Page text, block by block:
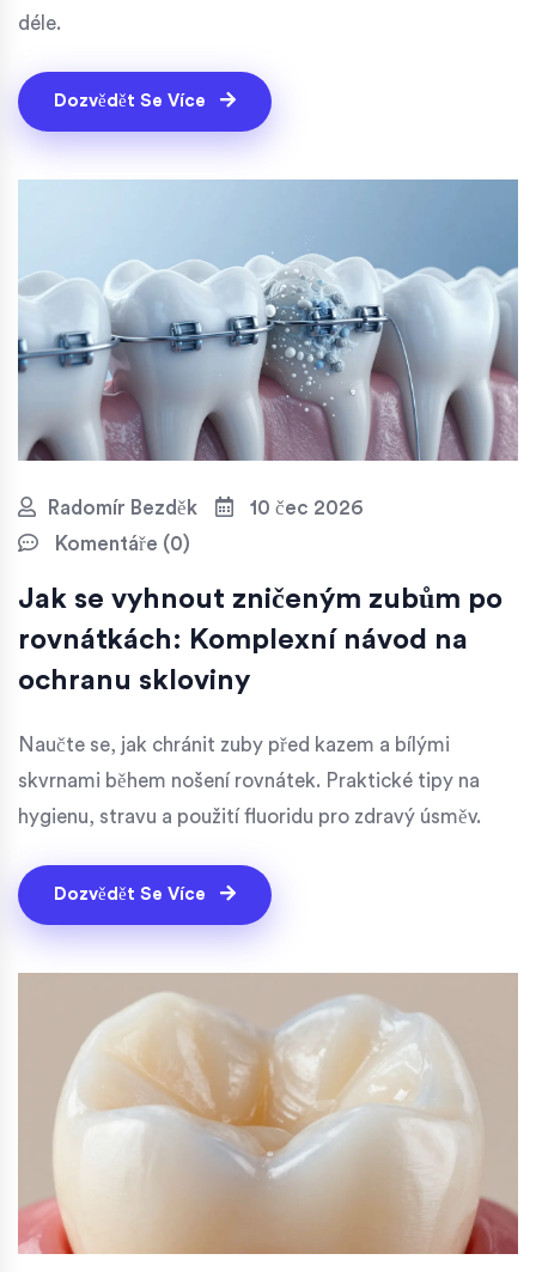
déle.
Dozvědět Se Více
Radomír Bezděk
10 čec 2026
Komentáře (0)
Jak se vyhnout zničeným zubům po
rovnátkách: Komplexní návod na
ochranu skloviny
Naučte se, jak chránit zuby před kazem a bílými
skvrnami během nošení rovnátek. Praktické tipy na
hygienu, stravu a použití fluoridu pro zdravý úsměv.
Dozvědět Se Více